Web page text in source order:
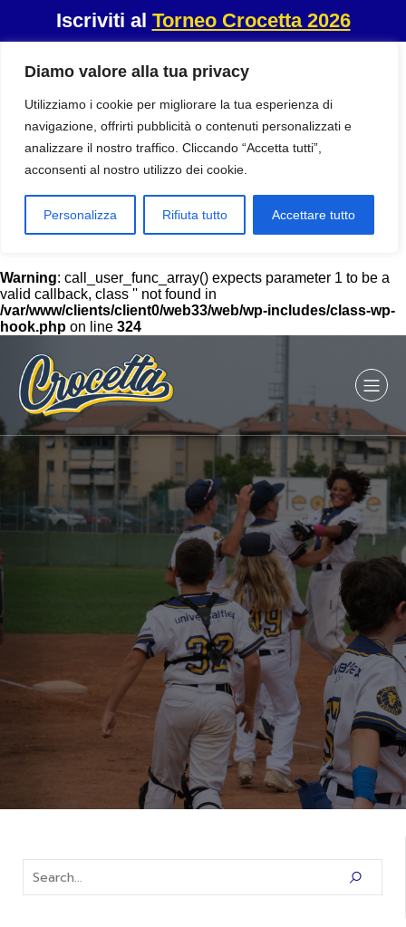
Iscriviti al Torneo Crocetta 2026
Diamo valore alla tua privacy
Utilizziamo i cookie per migliorare la tua esperienza di
navigazione, offrirti pubblicità o contenuti personalizzati e
analizzare il nostro traffico. Cliccando “Accetta tutti”,
acconsenti al nostro utilizzo dei cookie.
Personalizza Rifiuta tutto Accettare tutto
Warning: call_user_func_array() expects parameter 1 to be a
valid callback, class '' not found in
/var/www/clients/client0/web33/web/wp-includes/class-wp-
hook.php on line 324